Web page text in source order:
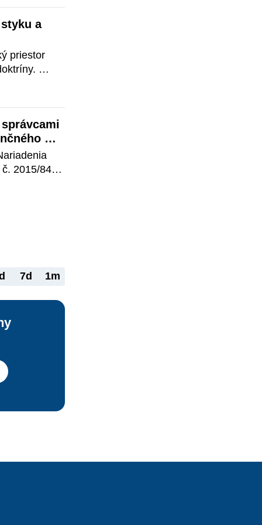
a
priestor
č. 2015/848
sťažujú
7d 1m